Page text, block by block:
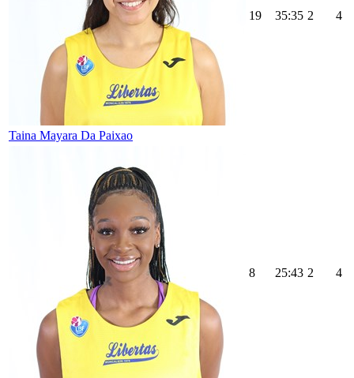
Taina Mayara Da Paixao
19 35:35 2 4
8 25:43 2 4